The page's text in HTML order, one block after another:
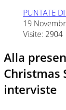
PUNTATE
19
Visite: 2904
Alla
Christmas
interviste